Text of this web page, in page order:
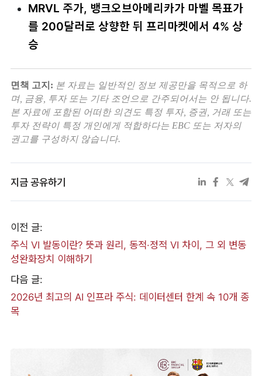
MRVL 주가, 뱅크오브아메리카가 마벨 목표가
를 200달러로 상향한 뒤 프리마켓에서 4% 상
승
면책 고지: 본 자료는 일반적인 정보 제공만을 목적으로 하
며, 금융, 투자 또는 기타 조언으로 간주되어서는 안 됩니다.
본 자료에 포함된 어떠한 의견도 특정 투자, 증권, 거래 또는
투자 전략이 특정 개인에게 적합하다는 EBC 또는 저자의
권고를 구성하지 않습니다.
지금 공유하기
이전 글:
주식 VI 발동이란? 뜻과 원리, 동적·정적 VI 차이, 그 외 변동
성완화장치 이해하기
다음 글:
2026년 최고의 AI 인프라 주식: 데이터센터 한계 속 10개 종
목